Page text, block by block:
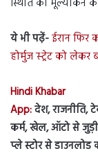
ये भी पढ़ें-ईरान फिर
होर्मुज स्ट्रेट को
Hindi Khabar
App:देश, राजनीति,
कर्म, खेल, ऑटो से
प्ले स्टोर से डाउनलोड